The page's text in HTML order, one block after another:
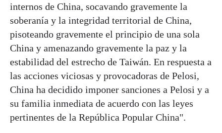
internos de China, socavando gravemente la
soberanía y la integridad territorial de China,
pisoteando gravemente el principio de una sola
China y amenazando gravemente la paz y la
estabilidad del estrecho de Taiwán. En respuesta a
las acciones viciosas y provocadoras de Pelosi,
China ha decidido imponer sanciones a Pelosi y a
su familia inmediata de acuerdo con las leyes
pertinentes de la República Popular China".